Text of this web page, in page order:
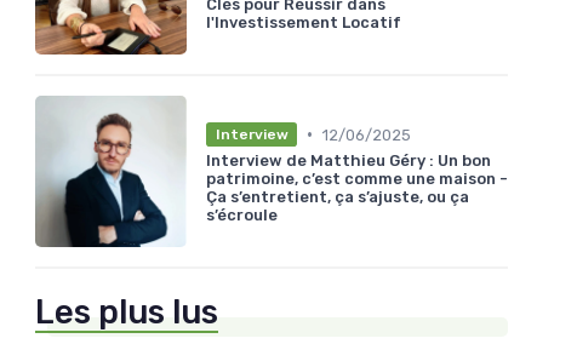
Clés pour Réussir dans
l'Investissement Locatif
Interview • 12/06/2025
Interview de Matthieu Géry : Un bon
patrimoine, c’est comme une maison -
Ça s’entretient, ça s’ajuste, ou ça
s’écroule
Les plus lus